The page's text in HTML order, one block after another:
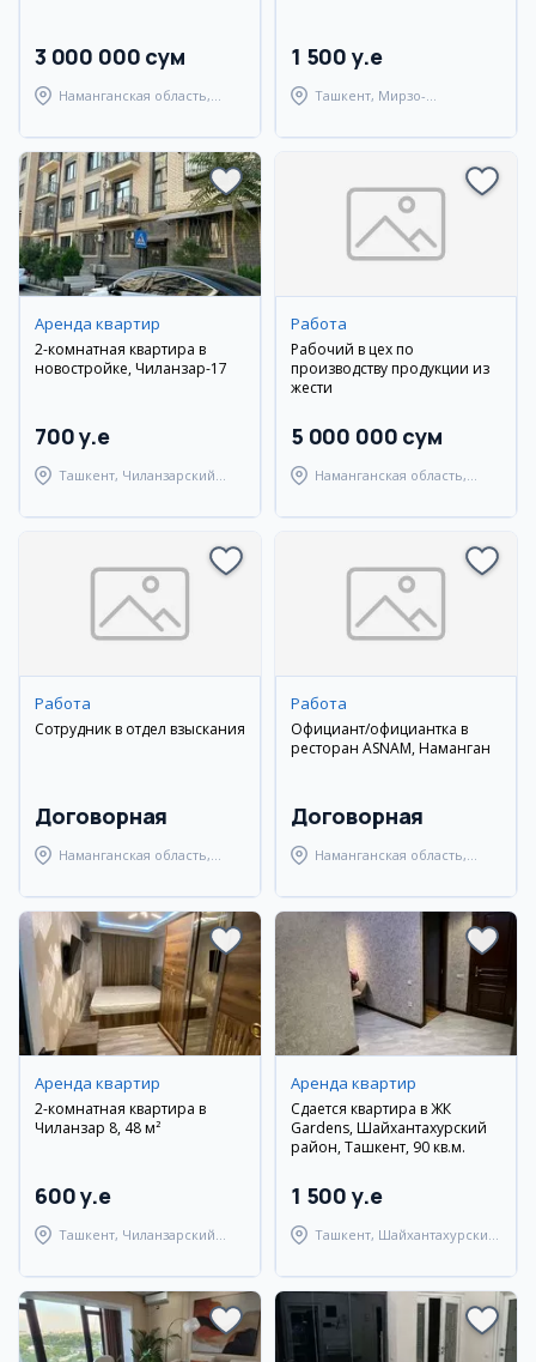
3 000 000 сум
Наманганская область,
1 500 y.e
Ташкент, Мирзо-
Аренда квартир
2-комнатная квартира в
новостройке, Чиланзар-17
700 y.e
Ташкент, Чиланзарский
Работа
Рабочий в цех по
производству продукции из
жести
5 000 000 сум
Наманганская область,
Работа
Сотрудник в отдел взыскания
Договорная
Наманганская область,
Работа
Официант/официантка в
ресторан ASNAM, Наманган
Договорная
Наманганская область,
Аренда квартир
2-комнатная квартира в
Чиланзар 8, 48 м²
600 y.e
Ташкент, Чиланзарский
Аренда квартир
Сдается квартира в ЖК
Gardens, Шайхантахурский
район, Ташкент, 90 кв.м.
1 500 y.e
Ташкент, Шайхантахурский